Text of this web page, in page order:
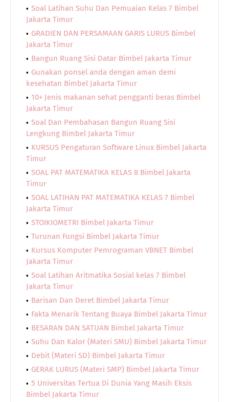
Soal Latihan Suhu Dan Pemuaian Kelas 7 Bimbel
Jakarta Timur
GRADIEN DAN PERSAMAAN GARIS LURUS Bimbel
Jakarta Timur
Bangun Ruang Sisi Datar Bimbel Jakarta Timur
Gunakan ponsel anda dengan aman demi
kesehatan Bimbel Jakarta Timur
10+ Jenis makanan sehat pengganti beras Bimbel
Jakarta Timur
Soal Dan Pembahasan Bangun Ruang Sisi
Lengkung Bimbel Jakarta Timur
KURSUS Pengaturan Software Linux Bimbel Jakarta
Timur
SOAL PAT MATEMATIKA KELAS 8 Bimbel Jakarta
Timur
SOAL LATIHAN PAT MATEMATIKA KELAS 7 Bimbel
Jakarta Timur
STOIKIOMETRI Bimbel Jakarta Timur
Turunan Fungsi Bimbel Jakarta Timur
Kursus Komputer Pemrograman VBNET Bimbel
Jakarta Timur
Soal Latihan Aritmatika Sosial kelas 7 Bimbel
Jakarta Timur
Barisan Dan Deret Bimbel Jakarta Timur
Fakta Menarik Tentang Buaya Bimbel Jakarta Timur
BESARAN DAN SATUAN Bimbel Jakarta Timur
Suhu Dan Kalor (Materi SMU) Bimbel Jakarta Timur
Debit (Materi SD) Bimbel Jakarta Timur
GERAK LURUS (Materi SMP) Bimbel Jakarta Timur
5 Universitas Tertua Di Dunia Yang Masih Eksis
Bimbel Jakarta Timur